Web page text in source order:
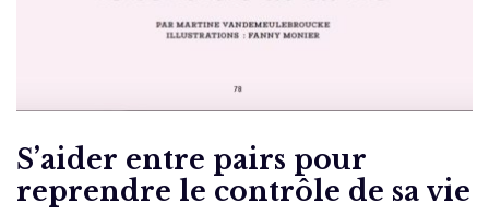
S’aider entre pairs pour
reprendre le contrôle de sa vie